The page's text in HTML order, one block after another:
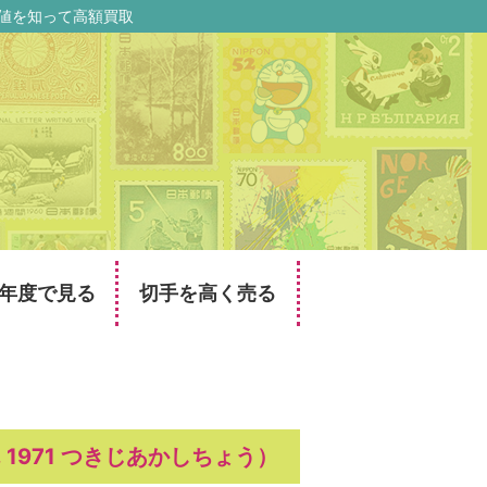
を知って高額買取
度で見る 切手を高く売る
つきじあかしちょう）